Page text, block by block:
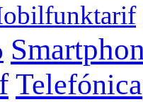
Telefónica